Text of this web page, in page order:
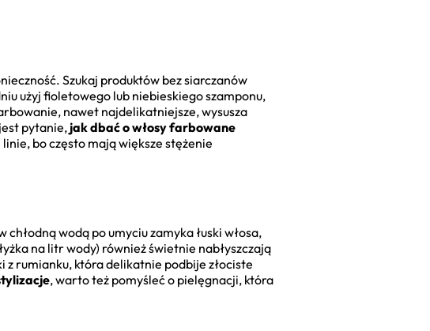
Szukaj produktów bez siarczanów
użyj fioletowego lub niebieskiego szamponu,
nawet najdelikatniejsze, wysusza
pytanie, jak dbać o włosy farbowane
bo często mają większe stężenie
wodą po umyciu zamyka łuski włosa,
na litr wody) również świetnie nabłyszczają
z rumianku, która delikatnie podbije złociste
, warto też pomyśleć o pielęgnacji, która